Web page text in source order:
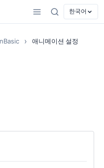
한국어
애니메이션 설정